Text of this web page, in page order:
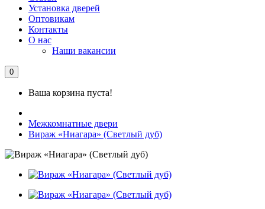
Установка дверей
Оптовикам
Контакты
О нас
Наши вакансии
0
Ваша корзина пуста!
Межкомнатные двери
Вираж «Ниагара» (Светлый дуб)